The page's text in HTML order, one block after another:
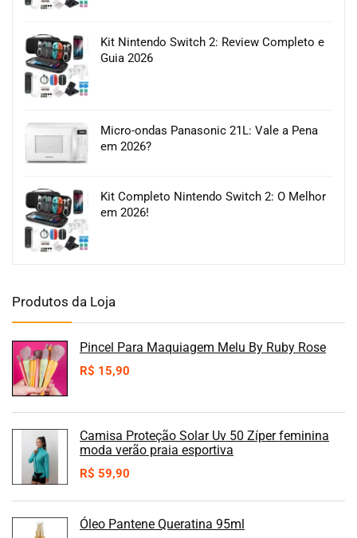
Kit Nintendo Switch 2: Review Completo e
Guia 2026
Micro-ondas Panasonic 21L: Vale a Pena
em 2026?
Kit Completo Nintendo Switch 2: O Melhor
em 2026!
Produtos da Loja
Pincel Para Maquiagem Melu By Ruby Rose
R$ 15,90
Camisa Proteção Solar Uv 50 Zíper feminina
moda verão praia esportiva
R$ 59,90
Óleo Pantene Queratina 95ml